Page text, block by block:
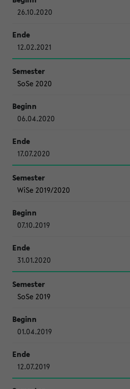
26.10.2020
12.02.2021
SoSe 2020
06.04.2020
17.07.2020
WiSe 2019/2020
07.10.2019
31.01.2020
SoSe 2019
01.04.2019
12.07.2019